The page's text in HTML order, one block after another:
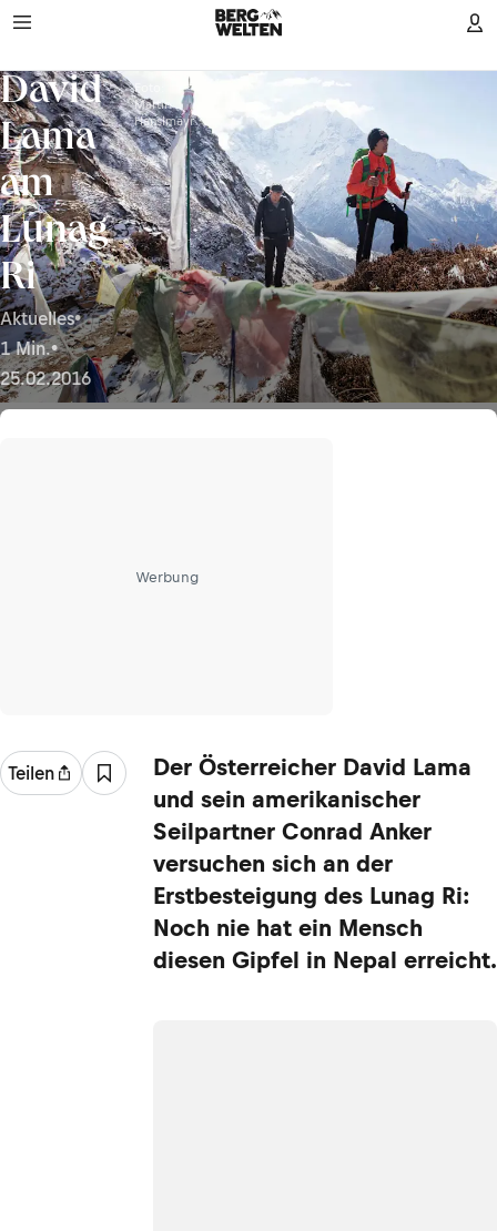
David
Lama
am
Lunag
Ri
Aktuelles•
1 Min.•
25.02.2016
Foto:
Martin
Hanslmayr
Werbung
Teilen
Der Österreicher David Lama
und sein amerikanischer
Seilpartner Conrad Anker
versuchen sich an der
Erstbesteigung des Lunag Ri:
Noch nie hat ein Mensch
diesen Gipfel in Nepal erreicht.